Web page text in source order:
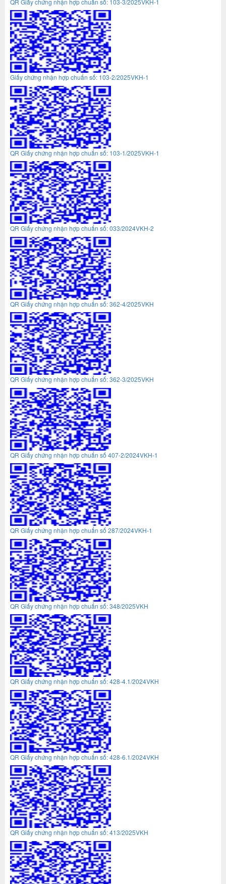
Giấy chứng nhận hợp chuẩn số: 103-2/2025VKH-1
QR Giấy chứng nhận hợp chuẩn số: 103-1/2025VKH-1
QR Giấy chứng nhận hợp chuẩn số: 033/2024VKH-2
QR Giấy chứng nhận hợp chuẩn số: 362-4/2025VKH
QR Giấy chứng nhận hợp chuẩn số: 362-3/2025VKH
QR Giấy chứng nhận hợp chuẩn số 407-2/2024VKH-1
QR Giấy chứng nhận hợp chuẩn số 287/2024VKH-1
QR Giấy chứng nhận hợp chuẩn số: 348/2025VKH
QR Giấy chứng nhận hợp chuẩn số: 428-4.1/2024VKH
QR Giấy chứng nhận hợp chuẩn số: 428-6.1/2024VKH
QR Giấy chứng nhận hợp chuẩn số: 413/2025VKH